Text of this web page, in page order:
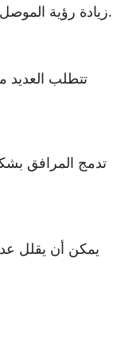
زيادة رؤية الموصل تقلل معدلات الاصطدام بشكل كبير.
تتطلب العديد
تدمج المرافق
يمكن أن يقلل